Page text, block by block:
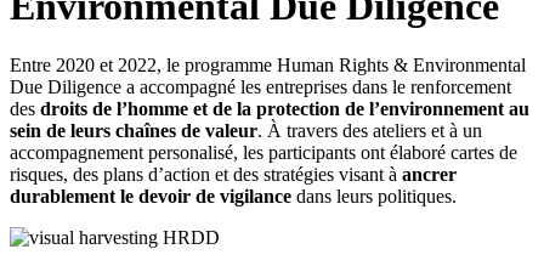
Entre 2020 et 2022, le programme Human Rights & Environmental
Due Diligence a accompagné les entreprises dans le renforcement
des droits de l’homme et de la protection de l’environnement au
sein de leurs chaînes de valeur. À travers des ateliers et à un
accompagnement personalisé, les participants ont élaboré cartes de
risques, des plans d’action et des stratégies visant à ancrer
durablement le devoir de vigilance dans leurs politiques.